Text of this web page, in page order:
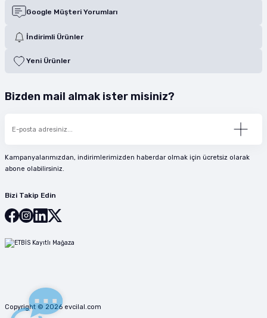
Google Müşteri Yorumları
İndirimli Ürünler
Yeni Ürünler
Bizden mail almak ister misiniz?
Kampanyalarımızdan, indirimlerimizden haberdar olmak için ücretsiz olarak
abone olabilirsiniz.
Bizi Takip Edin
Copyright © 2026 evcilal.com